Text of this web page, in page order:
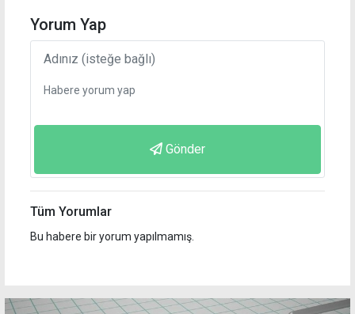
Yorum Yap
Gönder
Tüm Yorumlar
Bu habere bir yorum yapılmamış.